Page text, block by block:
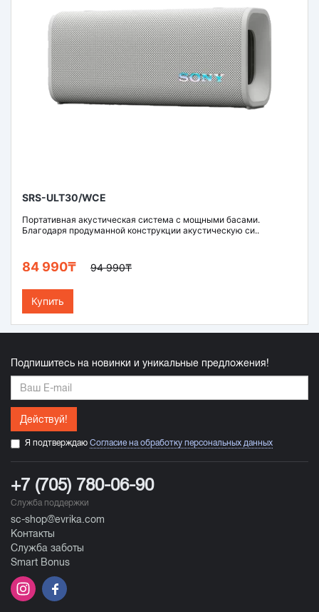
SRS-ULT30/WCE
Портативная акустическая система с мощными басами.
Благодаря продуманной конструкции акустическую си..
84 990₸ 94 990₸
Купить
Подпишитесь на новинки и уникальные предложения!
Действуй!
Я подтверждаю Согласие на обработку персональных данных
+7 (705) 780-06-90
Служба поддержки
sc-shop@evrika.com
Контакты
Служба заботы
Smart Bonus